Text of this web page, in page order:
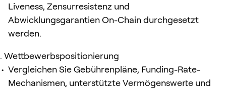
Liveness, Zensurresistenz und
Abwicklungsgarantien On-Chain durchgesetzt
werden.
Wettbewerbspositionierung
Vergleichen Sie Gebührenpläne, Funding-Rate-
Mechanismen, unterstützte Vermögenswerte und